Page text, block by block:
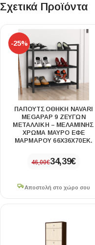
Σχετικά Προϊόντα
-25%
ΠΑΠΟΥΤΣΟΘΉΚΗ NAVARI
MEGAPAP 9 ΖΕΥΓΏΝ
ΜΕΤΑΛΛΙΚΉ – ΜΕΛΑΜΊΝΗΣ
ΧΡΏΜΑ ΜΑΎΡΟ ΕΦΈ
ΜΑΡΜΆΡΟΥ 66X36X70ΕΚ.
46,00€34,39€
Αποστολή στο χώρο σου